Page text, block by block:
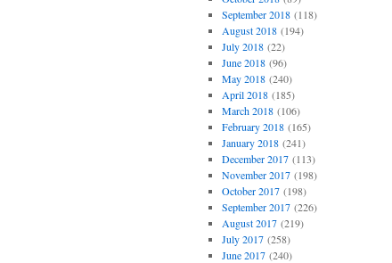
September 2018(118)
August 2018(194)
July 2018(22)
June 2018(96)
May 2018(240)
April 2018(185)
March 2018(106)
February 2018(165)
January 2018(241)
December 2017(113)
November 2017(198)
October 2017(198)
September 2017(226)
August 2017(219)
July 2017(258)
June 2017(240)